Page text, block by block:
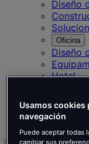
Diseño
Oficina
Diseño
Hotel
Nuestros
Información
Contáctanos
Usamos cookies
navegación
Puede aceptar todas
cambiar sus